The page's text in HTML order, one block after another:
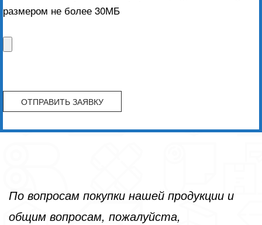
размером не более 30МБ
По вопросам покупки нашей продукции и
общим вопросам, пожалуйста,